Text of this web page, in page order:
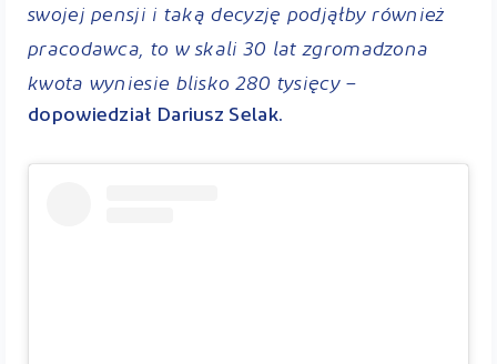
swojej pensji i taką decyzję podjąłby również
pracodawca, to w skali 30 lat zgromadzona
kwota wyniesie blisko 280 tysięcy –
dopowiedział Dariusz Selak.